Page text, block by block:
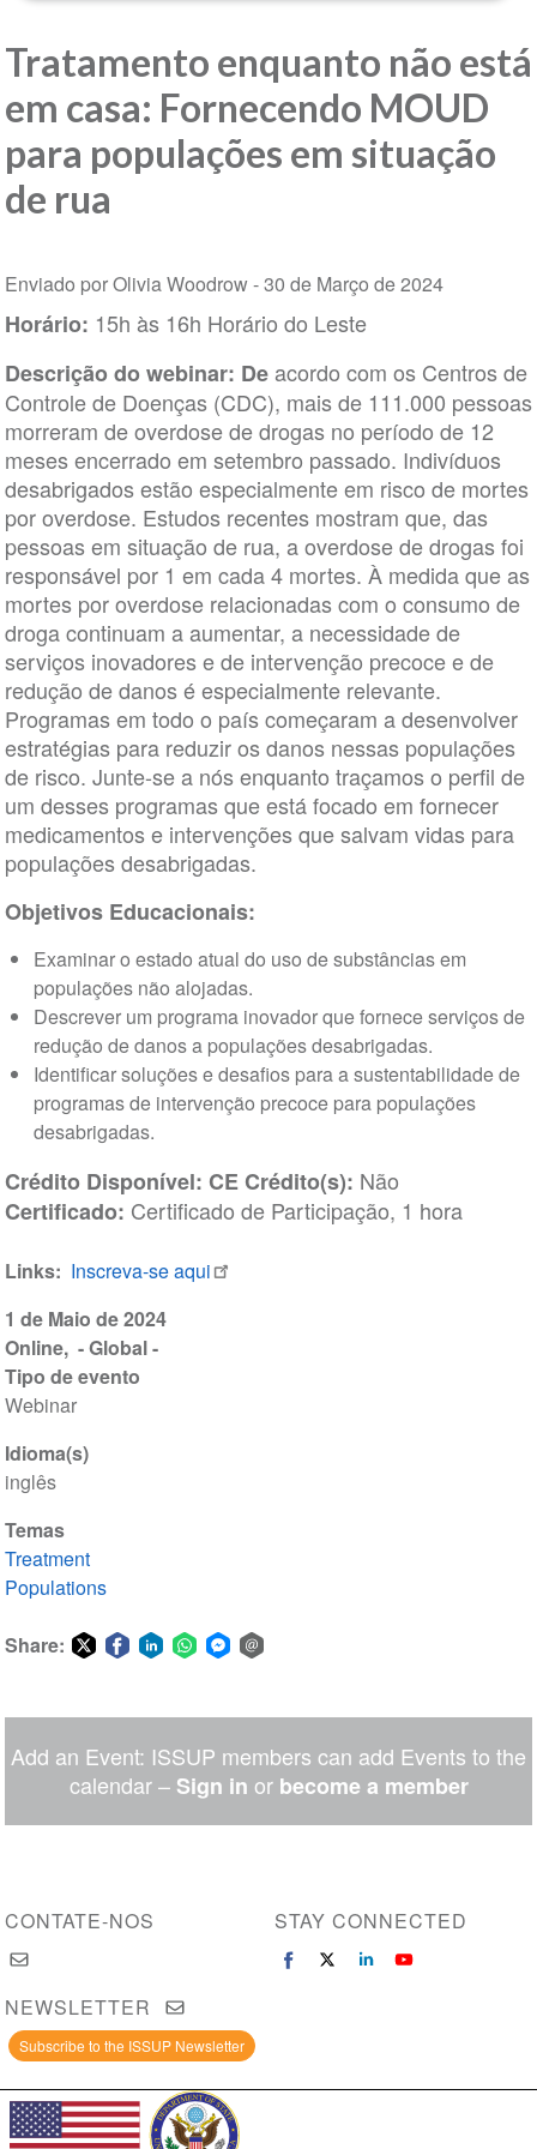
1 de Maio de 2024
Online - Global -
Tipo de evento
Webinar
Idioma(s)
inglês
Temas
Treatment
Populations
Share:
Messenger
Tratamento enquanto não está
em casa: Fornecendo MOUD
para populações em situação
de rua
Enviado por Olivia Woodrow -30 de Março de 2024
Horário: 15h às 16h Horário do Leste
Descrição do webinar: Deacordo com os Centros de
Controle de Doenças (CDC), mais de 111.000 pessoas
morreram de overdose de drogas no período de 12
meses encerrado em setembro passado. Indivíduos
desabrigados estão especialmente em risco de mortes
por overdose. Estudos recentes mostram que, das
pessoas em situação de rua, a overdose de drogas foi
responsável por 1 em cada 4 mortes. À medida que as
mortes por overdose relacionadas com o consumo de
droga continuam a aumentar, a necessidade de
serviços inovadores e de intervenção precoce e de
redução de danos é especialmente relevante.
Programas em todo o país começaram a desenvolver
estratégias para reduzir os danos nessas populações
de risco. Junte-se a nós enquanto traçamos o perfil de
um desses programas que está focado em fornecer
medicamentos e intervenções que salvam vidas para
populações desabrigadas.
Objetivos Educacionais:
Examinar o estado atual do uso de substâncias em
populações não alojadas.
Descrever um programa inovador que fornece serviços de
redução de danos a populações desabrigadas.
Identificar soluções e desafios para a sustentabilidade de
programas de intervenção precoce para populações
desabrigadas.
Crédito Disponível: CE Crédito(s): Não
Certificado: Certificado de Participação, 1 hora
Links Inscreva-se aqui
Add an Event: ISSUP members can add Events to the
calendar – Sign in or become a member
CONTATE-NOS STAY CONNECTED
NEWSLETTER
Subscribe to the ISSUP Newsletter